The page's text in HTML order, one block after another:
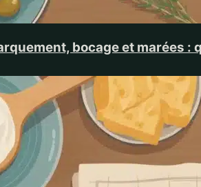
bocage et marées :